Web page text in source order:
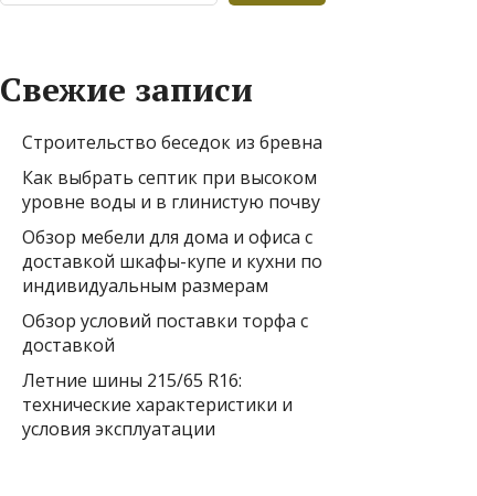
Свежие записи
Строительство беседок из бревна
Как выбрать септик при высоком
уровне воды и в глинистую почву
Обзор мебели для дома и офиса с
доставкой шкафы-купе и кухни по
индивидуальным размерам
Обзор условий поставки торфа с
доставкой
Летние шины 215/65 R16:
технические характеристики и
условия эксплуатации